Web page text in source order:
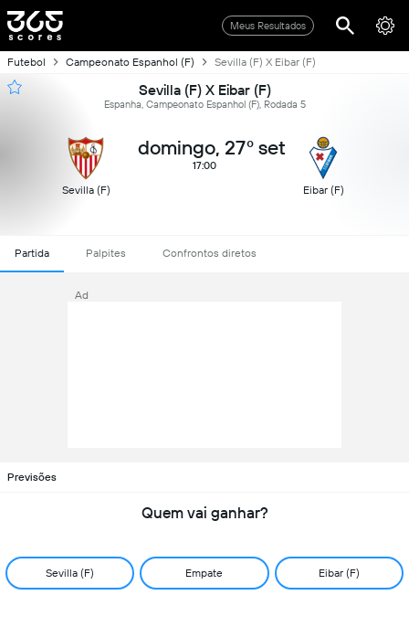
Meus Resultados
Futebol Campeonato Espanhol (F) Sevilla (F) X Eibar (F)
Sevilla (F) X Eibar (F)
Espanha, Campeonato Espanhol (F), Rodada 5
Sevilla (F)
domingo, 27º set
17:00
Eibar (F)
Partida Palpites Confrontos diretos
Ad
Previsões
Quem vai ganhar?
Sevilla (F) Empate Eibar (F)